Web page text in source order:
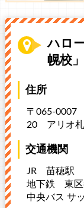
ハロ
幌校
住所
〒065-0007
20 アリオ札
交通機関
JR 苗穂駅
地下鉄 東区
中央バス サ